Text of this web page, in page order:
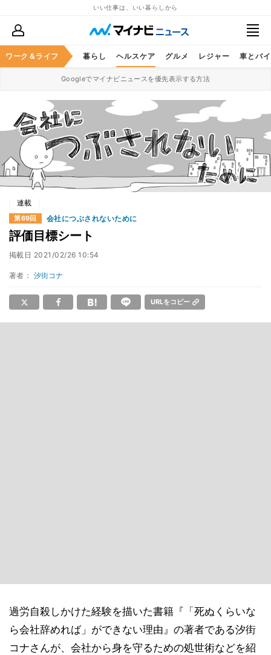
いい仕事は、いい暮らしから
ワーク＆ライフ
ススキル マネー 暮らし ヘルスケア グルメ レジャー 車とバ
Googleでマイナビニュースを優先表示する方法
連載
第69回 会社につぶされないために
評価目標シート
掲載日 2021/02/26 10:54
著者： 汐街コナ
URLをコピー
過労自殺しかけた経験を描いた書籍『「死ぬくらいな
ら会社辞めれば」ができない理由』の著者である汐街
コナさんが、会社から身を守るための処世術などを紹